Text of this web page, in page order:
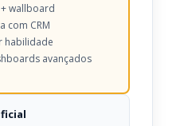
wallboard
com CRM
habilidade
avançados